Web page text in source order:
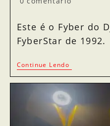
Este é o Fyber do
FyberStar de 1992.
Continue Lendo